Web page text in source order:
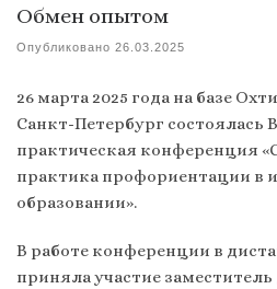
Обмен опытом
Опубликовано 26.03.2025
26 марта 2025 года на базе
Санкт-Петербург состоялась
практическая конференция
практика профориентации в
образовании».
В работе конференции в
приняла участие